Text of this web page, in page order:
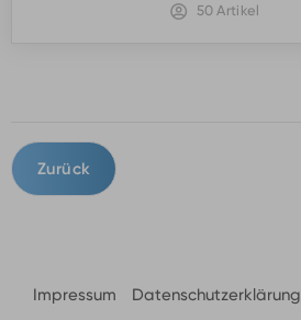
50 Artikel
Zurück
Impressum Datenschutzerklärung